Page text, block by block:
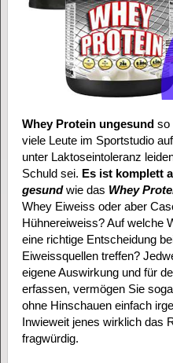
Whey Protein ungesundso
viele Leute im Sportstudio
unter Laktoseintoleranz
Schuld sei. Es ist komplett
gesundwie das Whey
Whey Eiweiss oder aber
Hühnereiweiss? Auf welche
eine richtige Entscheidung
Eiweissquellen treffen?
eigene Auswirkung und für
erfassen, vermögen Sie
ohne Hinschauen einfach
Inwieweit jenes wirklich das
fragwürdig.